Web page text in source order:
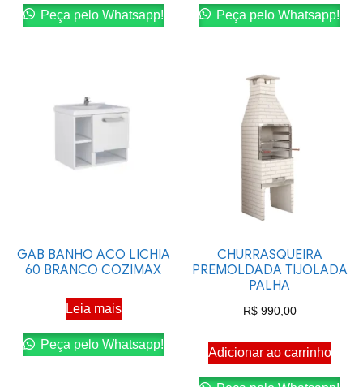
Peça pelo Whatsapp! Peça pelo Whatsapp!
GAB BANHO ACO LICHIA
60 BRANCO COZIMAX
Leia mais
Peça pelo Whatsapp!
CHURRASQUEIRA
PREMOLDADA TIJOLADA
PALHA
R$990,00
Adicionar ao carrinho